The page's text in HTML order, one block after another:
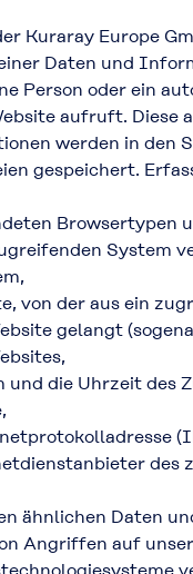
Kuraray Europe
Daten und
Person oder ein
aufruft. Diese
werden in den
gespeichert.
Browsertypen
System
von der aus ein
gelangt
und die Uhrzeit des
des
ähnlichen Daten
Angriffen auf